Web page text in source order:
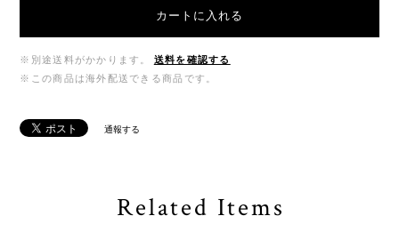
カートに入れる
※別途送料がかかります。
送料を確認する
※この商品は海外配送できる商品です。
通報する
Related Items